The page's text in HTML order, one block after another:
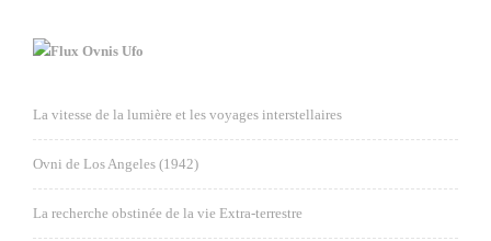
Ovnis Ufo
La vitesse de la lumière et les voyages interstellaires
Ovni de Los Angeles (1942)
La recherche obstinée de la vie Extra-terrestre